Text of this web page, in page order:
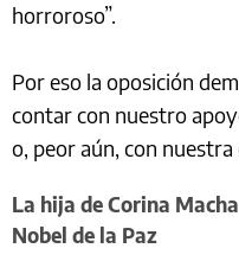
horroroso”.
Por eso la oposición
contar con nuestro
o, peor aún, con nuestra
La hija de Corina
Nobel de la Paz